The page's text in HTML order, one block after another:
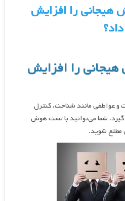
هیجانی را افزایش
داد؟
را افزایش
عواطفی مانند شناخت، کنترل
شما می‌توانید با تست هوش